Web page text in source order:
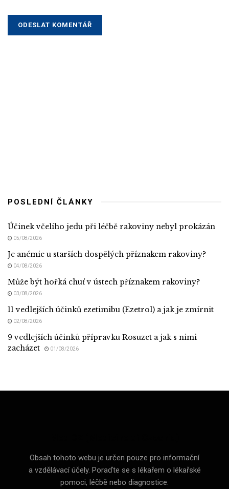
POSLEDNÍ ČLÁNKY
Účinek včelího jedu při léčbě rakoviny nebyl prokázán
05/08/2026
Je anémie u starších dospělých příznakem rakoviny?
04/08/2026
Může být hořká chuť v ústech příznakem rakoviny?
03/08/2026
11 vedlejších účinků ezetimibu (Ezetrol) a jak je zmírnit
02/08/2026
9 vedlejších účinků přípravku Rosuzet a jak s nimi
zacházet
01/08/2026
Obsah tohoto webu je určen pouze pro informační
a vzdělávací účely. Poraďte se s lékařem o lékařské
pomoci, léčbě nebo diagnostice.